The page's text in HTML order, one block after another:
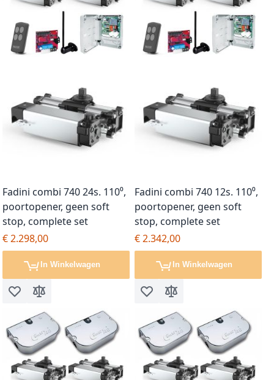
Fadini combi 740 24s. 110⁰,
poortopener, geen soft
stop, complete set
€ 2.298,00
In Winkelwagen
Voeg toe aan verlanglijst
Toevoegen om te vergelijken
Fadini combi 740 12s. 110⁰,
poortopener, geen soft
stop, complete set
€ 2.342,00
In Winkelwagen
Voeg toe aan verlanglijst
Toevoegen om te